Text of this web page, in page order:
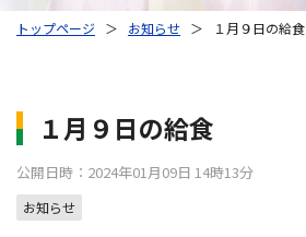
トップページ ＞ お知らせ ＞ １月９日の給食
１月９日の給食
公開日時：2024年01月09日 14時13分
お知らせ